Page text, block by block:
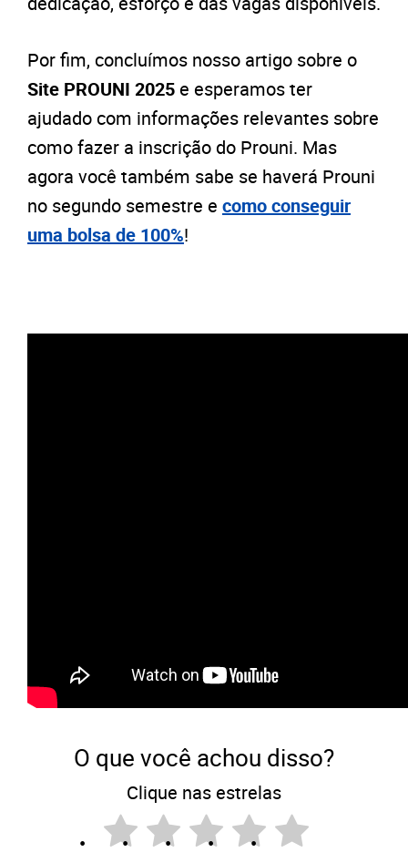
Por fim, concluímos nosso artigo sobre o
Site PROUNI 2025 e esperamos ter
ajudado com informações relevantes sobre
como fazer a inscrição do Prouni. Mas
agora você também sabe se haverá Prouni
no segundo semestre e como conseguir
uma bolsa de 100%!
O que você achou disso?
Clique nas estrelas